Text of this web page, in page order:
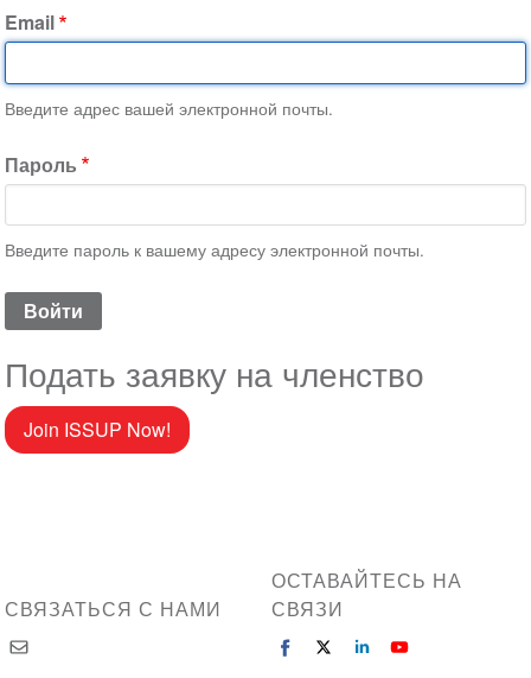
Email
Введите адрес вашей электронной почты.
Пароль
Введите пароль к вашему адресу электронной почты.
Подать заявку на членство
Join ISSUP Now!
СВЯЗАТЬСЯ С НАМИ
ОСТАВАЙТЕСЬ НА
СВЯЗИ